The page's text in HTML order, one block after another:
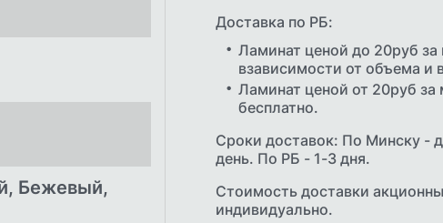
Бежевый,
Доставка по РБ:
Ламинат ценой до 20руб за
взависимости от объема и
Ламинат ценой от 20руб за
бесплатно.
Сроки доставок: По Минску -
день. По РБ - 1-3 дня.
Стоимость доставки
индивидуально.